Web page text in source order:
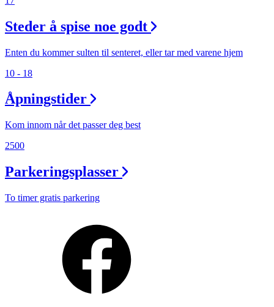
Steder å spise noe godt
Enten du kommer sulten til senteret, eller tar med varene hjem
10 - 18
Åpningstider
Kom innom når det passer deg best
2500
Parkeringsplasser
To timer gratis parkering